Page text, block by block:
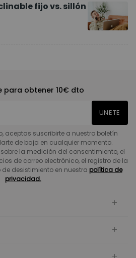
fijo vs. sillón
para obtener 10€ dto
UNETE
aceptas suscribirte a nuestro boletín
de baja en cualquier momento.
la medición del consentimiento, el
de correo electrónico, el registro de la
desistimiento en nuestra política de
privacidad.